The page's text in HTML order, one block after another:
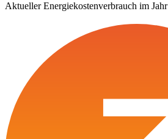
Aktueller Energiekostenverbrauch im Jahr